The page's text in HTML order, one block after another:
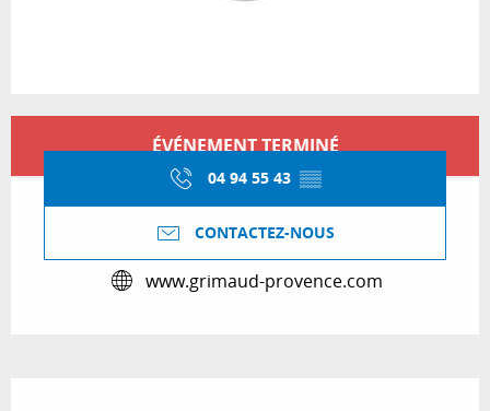
Ouverture et coordonnées
ÉVÉNEMENT TERMINÉ
04 94 55 43 ▒▒
CONTACTEZ-NOUS
www.grimaud-provence.com